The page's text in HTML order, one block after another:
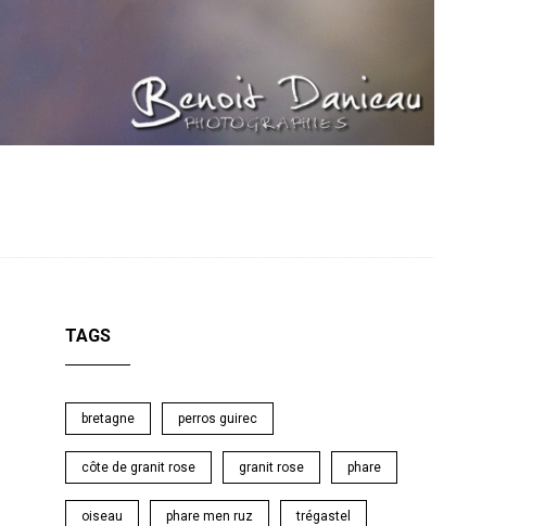
TAGS
bretagne perros guirec
côte de granit rose granit rose phare
oiseau phare men ruz trégastel